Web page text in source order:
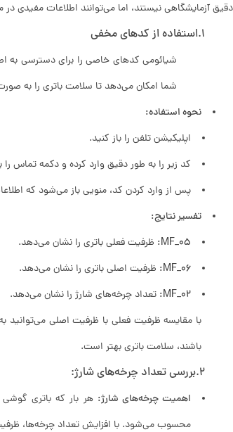
دقیق آزمایشگاهی نیستند، اما می‌توانند اطلاعات مفیدی
1.استفاده از کدهای مخفی
شیائومی کدهای خاصی را برای دسترسی به
شما امکان می‌دهد تا سلامت باتری را به
نحوه استفاده:
اپلیکیشن تلفن را باز کنید.
کد زیر را به طور دقیق وارد کرده و دکمه تماس را
پس از وارد کردن کد، منویی باز می‌شود که
تفسیر نتایج:
MF_05: ظرفیت فعلی باتری را نشان می‌دهد.
MF_06: ظرفیت اصلی باتری را نشان می‌دهد.
MF_02: تعداد چرخه‌های شارژ را نشان می‌دهد.
با مقایسه ظرفیت فعلی با ظرفیت اصلی می‌توانید
باشند، سلامت باتری بهتر است.
2.بررسی تعداد چرخه‌های شارژ:
اهمیت چرخه‌های شارژ: هر بار که باتری
محسوب می‌شود. با افزایش تعداد چرخه‌ها،